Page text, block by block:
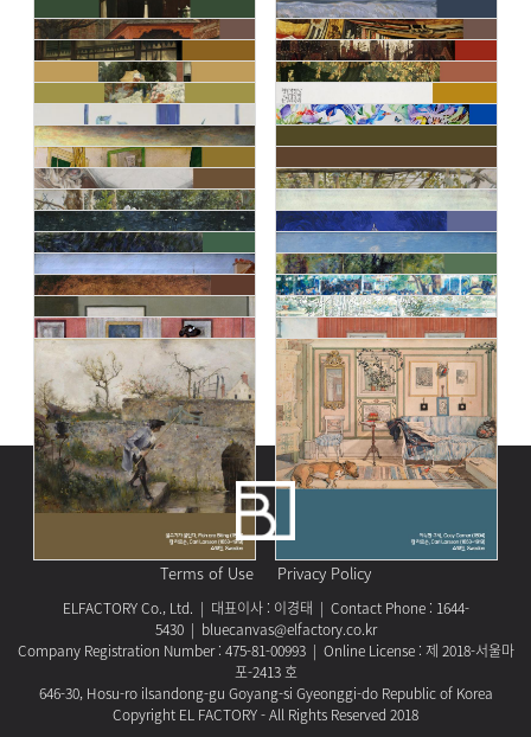
Terms of Use Privacy Policy
ELFACTORY Co., Ltd. | 대표이사 : 이경태 | Contact Phone : 1644-
5430 | bluecanvas@elfactory.co.kr
Company Registration Number : 475-81-00993 | Online License : 제 2018-서울마
포-2413 호
646-30, Hosu-ro ilsandong-gu Goyang-si Gyeonggi-do Republic of Korea
Copyright EL FACTORY - All Rights Reserved 2018